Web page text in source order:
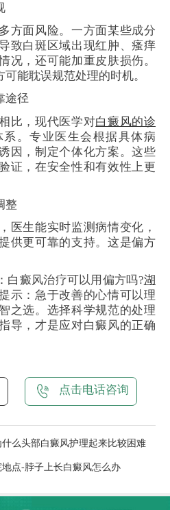
面风险。一方面某些成分
致白斑区域出现红肿、瘙痒
况，还可能加重皮肤损伤。
能耽误规范处理的时机。
途径
，现代医学对白癜风的诊
。专业医生会根据具体病
因，制定个体化方案。这些
证，在安全性和有效性上更
整
生能实时监测病情变化，
供更可靠的支持。这是偏方
癜风治疗可以用偏方吗?湖
示：急于改善的心情可以理
之选。选择科学规范的处理
导，才是应对白癜风的正确
点击电话咨询
么头部白癜风护理起来比较困难
点-脖子上长白癜风怎么办